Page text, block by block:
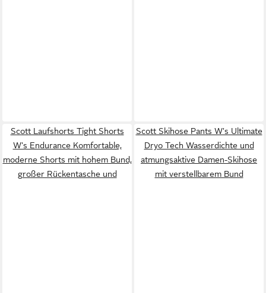
Scott Laufshorts Tight Shorts
W's Endurance Komfortable,
moderne Shorts mit hohem Bund,
großer Rückentasche und
Scott Skihose Pants W's Ultimate
Dryo Tech Wasserdichte und
atmungsaktive Damen-Skihose
mit verstellbarem Bund